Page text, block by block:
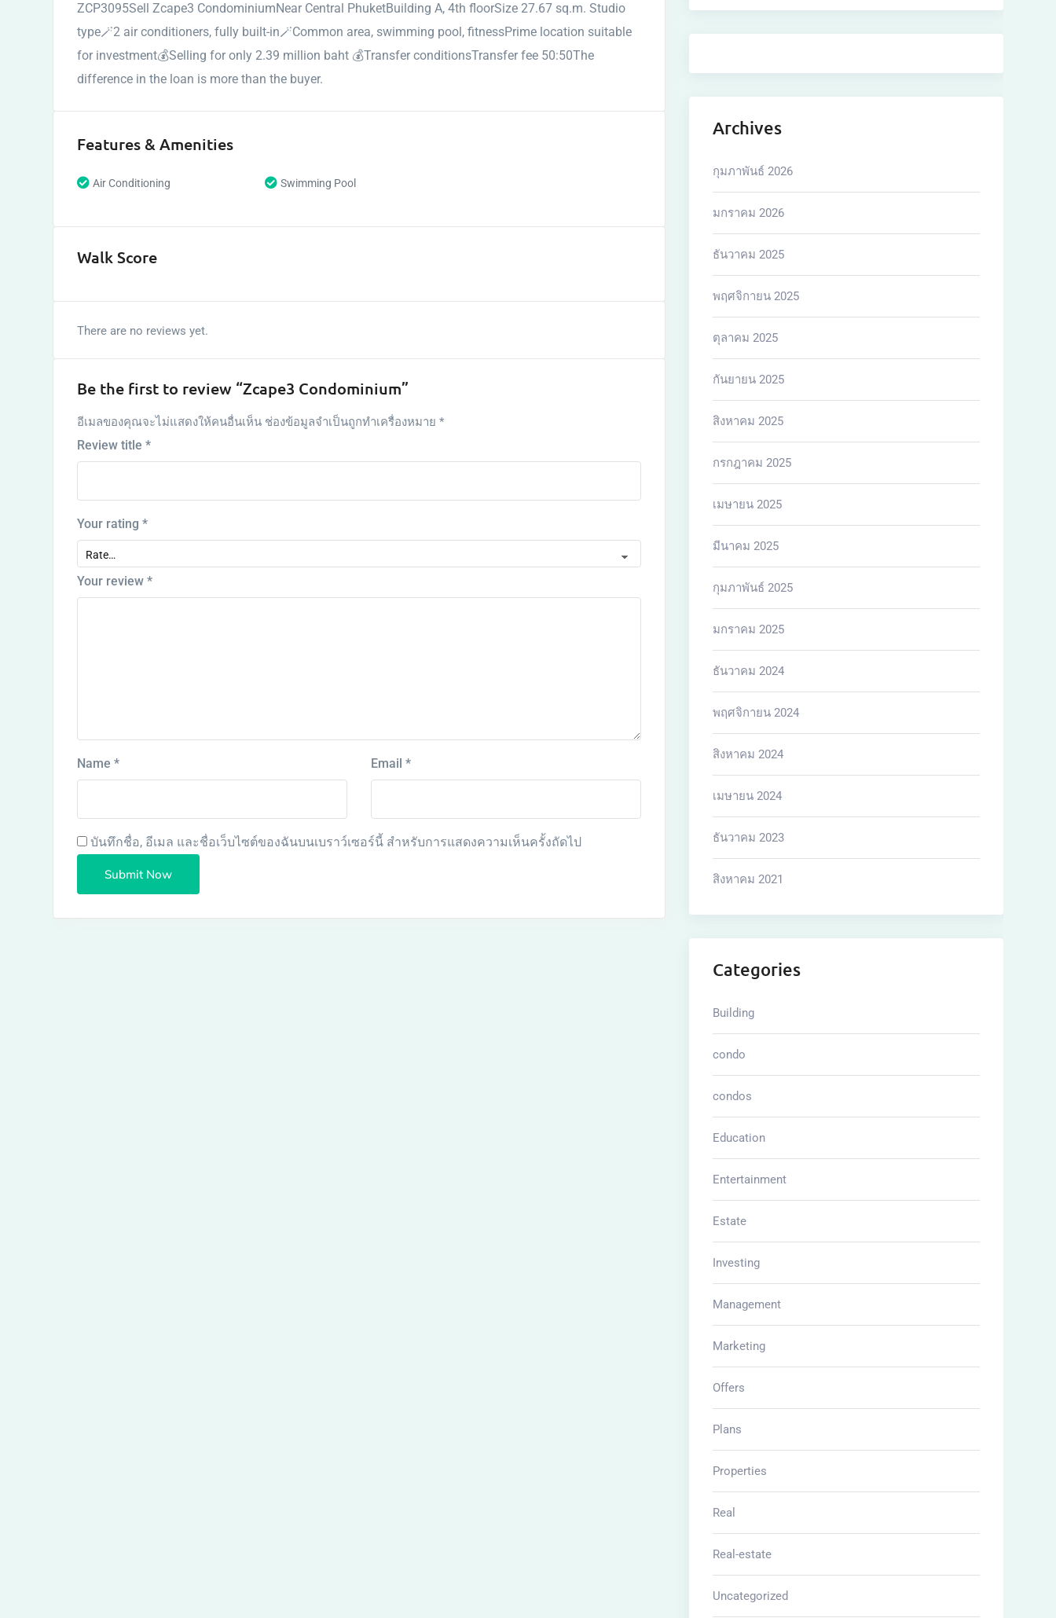
ZCP3095Sell Zcape3 CondominiumNear Central PhuketBuilding A, 4th floorSize 27.67 sq.m. Studio
type🪄2 air conditioners, fully built-in🪄Common area, swimming pool, fitnessPrime location suitable
for investment💰Selling for only 2.39 million baht 💰Transfer conditionsTransfer fee 50:50The
difference in the loan is more than the buyer.
Features & Amenities
Air Conditioning Swimming Pool
Walk Score
There are no reviews yet.
Be the first to review “Zcape3 Condominium”
อีเมลของคุณจะไม่แสดงให้คนอื่นเห็น ช่องข้อมูลจำเป็นถูกทำเครื่องหมาย *
Review title *
Your rating *
Your review *
Name * Email *
บันทึกชื่อ, อีเมล และชื่อเว็บไซต์ของฉันบนเบราว์เซอร์นี้ สำหรับการแสดงความเห็นครั้งถัดไป
Archives
กุมภาพันธ์ 2026
มกราคม 2026
ธันวาคม 2025
พฤศจิกายน 2025
ตุลาคม 2025
กันยายน 2025
สิงหาคม 2025
กรกฎาคม 2025
เมษายน 2025
มีนาคม 2025
กุมภาพันธ์ 2025
มกราคม 2025
ธันวาคม 2024
พฤศจิกายน 2024
สิงหาคม 2024
เมษายน 2024
ธันวาคม 2023
สิงหาคม 2021
Categories
Building
condo
condos
Education
Entertainment
Estate
Investing
Management
Marketing
Offers
Plans
Properties
Real
Real-estate
Uncategorized